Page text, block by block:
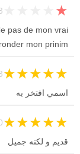
23 ★
pas de mon vrai
mon prinim
33 ★
★
★
★
★
اسمي افتخر به
20 ★
★
★
★
★
قديم و لكنه جميل